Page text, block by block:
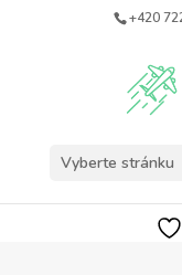
+420
Vyberte stránku